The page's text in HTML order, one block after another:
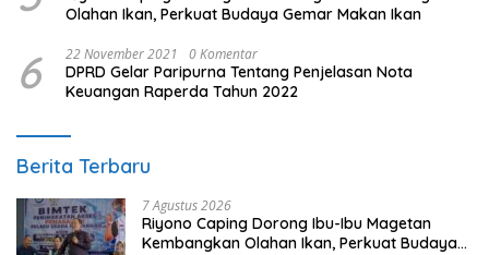
Olahan Ikan, Perkuat Budaya Gemar Makan Ikan
6 22 November 2021 0 Komentar
DPRD Gelar Paripurna Tentang Penjelasan Nota
Keuangan Raperda Tahun 2022
Berita Terbaru
7 Agustus 2026
Riyono Caping Dorong Ibu-Ibu Magetan
Kembangkan Olahan Ikan, Perkuat Budaya